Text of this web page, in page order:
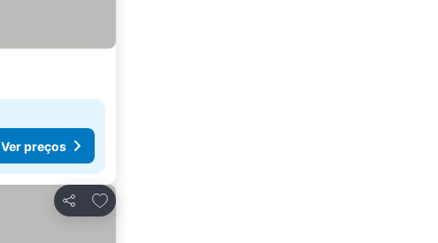
Ver preços
Partilhar
Adicionar aos favoritos